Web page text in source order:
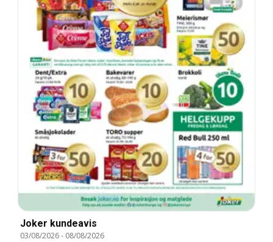
Joker kundeavis
03/08/2026- 08/08/2026